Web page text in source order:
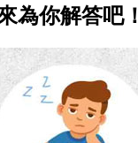
為你解答吧！